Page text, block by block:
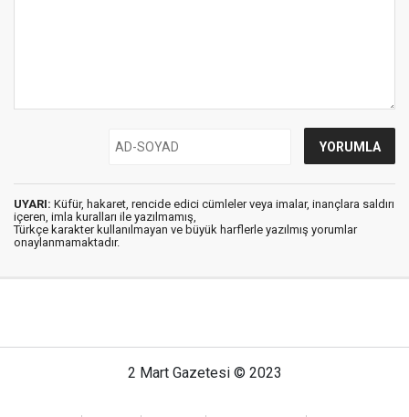
UYARI: Küfür, hakaret, rencide edici cümleler veya imalar, inançlara saldırı
içeren, imla kuralları ile yazılmamış,
Türkçe karakter kullanılmayan ve büyük harflerle yazılmış yorumlar
onaylanmamaktadır.
2 Mart Gazetesi © 2023